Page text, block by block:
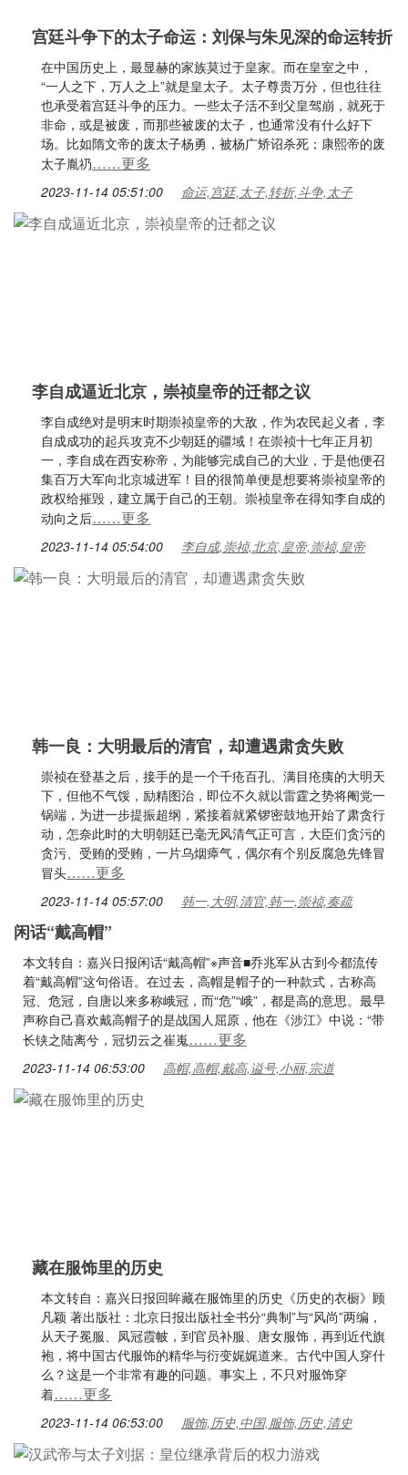
宫廷斗争下的太子命运：刘保与朱见深的命运转折
在中国历史上，最显赫的家族莫过于皇家。而在皇室之中，
“一人之下，万人之上”就是皇太子。太子尊贵万分，但也往往
也承受着宫廷斗争的压力。一些太子活不到父皇驾崩，就死于
非命，或是被废，而那些被废的太子，也通常没有什么好下
场。比如隋文帝的废太子杨勇，被杨广矫诏杀死；康熙帝的废
太子胤礽……更多
2023-11-14 05:51:00 命运,宫廷,太子,转折,斗争,太子
李自成逼近北京，崇祯皇帝的迁都之议
李自成绝对是明末时期崇祯皇帝的大敌，作为农民起义者，李
自成成功的起兵攻克不少朝廷的疆域！在崇祯十七年正月初
一，李自成在西安称帝，为能够完成自己的大业，于是他便召
集百万大军向北京城进军！目的很简单便是想要将崇祯皇帝的
政权给摧毁，建立属于自己的王朝。崇祯皇帝在得知李自成的
动向之后……更多
2023-11-14 05:54:00 李自成,崇祯,北京,皇帝,崇祯,皇帝
韩一良：大明最后的清官，却遭遇肃贪失败
崇祯在登基之后，接手的是一个千疮百孔、满目疮痍的大明天
下，但他不气馁，励精图治，即位不久就以雷霆之势将阉党一
锅端，为进一步提振超纲，紧接着就紧锣密鼓地开始了肃贪行
动，怎奈此时的大明朝廷已毫无风清气正可言，大臣们贪污的
贪污、受贿的受贿，一片乌烟瘴气，偶尔有个别反腐急先锋冒
冒头……更多
2023-11-14 05:57:00 韩一,大明,清官,韩一,崇祯,奏疏
闲话“戴高帽”
本文转自：嘉兴日报闲话“戴高帽”※声音■乔兆军从古到今都流传
着“戴高帽”这句俗语。在过去，高帽是帽子的一种款式，古称高
冠、危冠，自唐以来多称峨冠，而“危”“峨”，都是高的意思。最早
声称自己喜欢戴高帽子的是战国人屈原，他在《涉江》中说：“带
长铗之陆离兮，冠切云之崔嵬……更多
2023-11-14 06:53:00 高帽,高帽,戴高,谥号,小丽,宗道
藏在服饰里的历史
本文转自：嘉兴日报回眸藏在服饰里的历史《历史的衣橱》顾
凡颖 著出版社：北京日报出版社全书分“典制”与“风尚”两编，
从天子冕服、凤冠霞帔，到官员补服、唐女服饰，再到近代旗
袍，将中国古代服饰的精华与衍变娓娓道来。古代中国人穿什
么？这是一个非常有趣的问题。事实上，不只对服饰穿
着……更多
2023-11-14 06:53:00 服饰,历史,中国,服饰,历史,清史